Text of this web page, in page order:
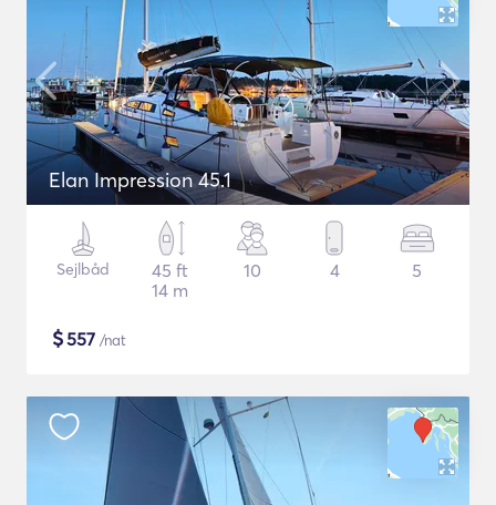
Elan Impression 45.1
Sejlbåd
45 ft
14 m
10 4 5
$557 /nat